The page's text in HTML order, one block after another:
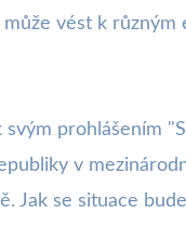
může vést k
svým prohlášením
v
Jak se situace